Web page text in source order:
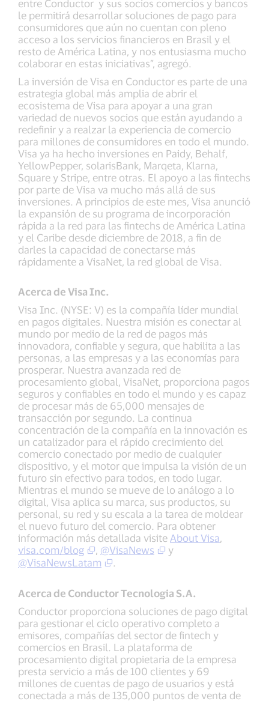
entre Conductor y sus socios comercios y bancos
le permitirá desarrollar soluciones de pago para
consumidores que aún no cuentan con pleno
acceso a los servicios financieros en Brasil y el
resto de América Latina, y nos entusiasma mucho
colaborar en estas iniciativas”, agregó.
La inversión de Visa en Conductor es parte de una
estrategia global más amplia de abrir el
ecosistema de Visa para apoyar a una gran
variedad de nuevos socios que están ayudando a
redefinir y a realzar la experiencia de comercio
para millones de consumidores en todo el mundo.
Visa ya ha hecho inversiones en Paidy, Behalf,
YellowPepper, solarisBank, Marqeta, Klarna,
Square y Stripe, entre otras. El apoyo a las fintechs
por parte de Visa va mucho más allá de sus
inversiones. A principios de este mes, Visa anunció
la expansión de su programa de incorporación
rápida a la red para las fintechs de América Latina
y el Caribe desde diciembre de 2018, a fin de
darles la capacidad de conectarse más
rápidamente a VisaNet, la red global de Visa.
Acerca de Visa Inc.
Visa Inc. (NYSE: V) es la compañía líder mundial
en pagos digitales. Nuestra misión es conectar al
mundo por medio de la red de pagos más
innovadora, confiable y segura, que habilita a las
personas, a las empresas y a las economías para
prosperar. Nuestra avanzada red de
procesamiento global, VisaNet, proporciona pagos
seguros y confiables en todo el mundo y es capaz
de procesar más de 65,000 mensajes de
transacción por segundo. La continua
concentración de la compañía en la innovación es
un catalizador para el rápido crecimiento del
comercio conectado por medio de cualquier
dispositivo, y el motor que impulsa la visión de un
futuro sin efectivo para todos, en todo lugar.
Mientras el mundo se mueve de lo análogo a lo
digital, Visa aplica su marca, sus productos, su
personal, su red y su escala a la tarea de moldear
el nuevo futuro del comercio. Para obtener
información más detallada visite About Visa,
visa.com/blog
, @VisaNews
y
@VisaNewsLatam
.
Acerca de Conductor Tecnologia S.A.
Conductor proporciona soluciones de pago digital
para gestionar el ciclo operativo completo a
emisores, compañías del sector de fintech y
comercios en Brasil. La plataforma de
procesamiento digital propietaria de la empresa
presta servicio a más de 100 clientes y 69
millones de cuentas de pago de usuarios y está
conectada a más de 135,000 puntos de venta de